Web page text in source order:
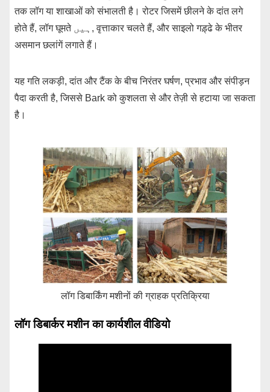
तक लॉग या शाखाओं को संभालती है। रोटर जिसमें छीलने के दांत लगे
होते हैं, लॉग घूमते ہیں, वृत्ताकार चलते हैं, और साइलो गड़्ढे के भीतर
असमान छलांगें लगाते हैं।
यह गति लकड़ी, दांत और टैंक के बीच निरंतर घर्षण, प्रभाव और संपीड़न
पैदा करती है, जिससे Bark को कुशलता से और तेज़ी से हटाया जा सकता
है।
लॉग डिबार्किंग मशीनों की ग्राहक प्रतिक्रिया
लॉग डिबार्कर मशीन का कार्यशील वीडियो